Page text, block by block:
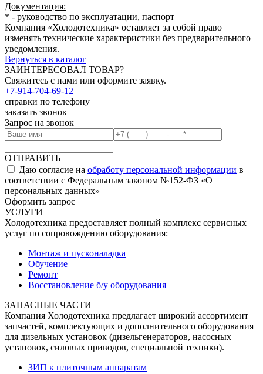
Документация:
* - руководство по эксплуатации, паспорт
Компания «Холодотехника» оставляет за собой право
изменять технические характеристики без предварительного
уведомления.
Вернуться в каталог
ЗАИНТЕРЕСОВАЛ ТОВАР?
Свяжитесь с нами или оформите заявку.
+7-914-704-69-12
справки по телефону
заказать звонок
Запрос на звонок
ОТПРАВИТЬ
Даю согласие на обработу персональной информации в
соответствии с Федеральным законом №152-ФЗ «О
персональных данных»
Оформить запрос
УСЛУГИ
Холодотехника предоставляет полный комплекс сервисных
услуг по сопровождению оборудования:
Монтаж и пусконаладка
Обучение
Ремонт
Восстановление б/у оборудования
ЗАПАСНЫЕ ЧАСТИ
Компания Холодотехника предлагает широкий ассортимент
запчастей, комплектующих и дополнительного оборудования
для дизельных установок (дизельгенераторов, насосных
установок, силовых приводов, специальной техники).
ЗИП к плиточным аппаратам